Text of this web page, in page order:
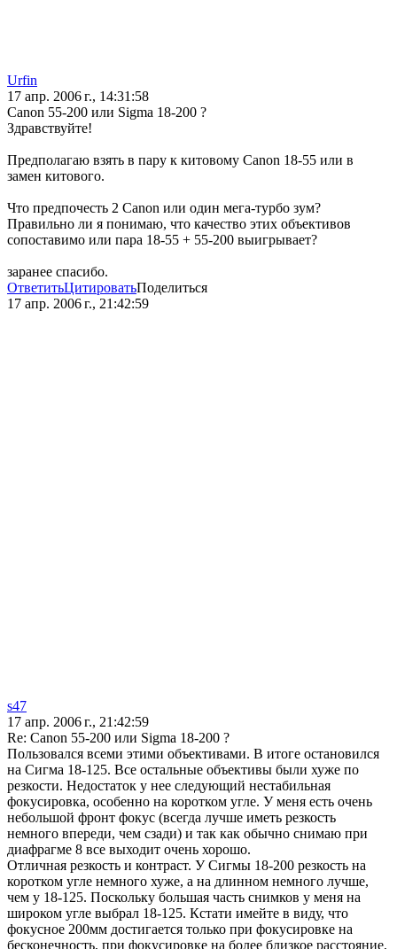
Urfin
17 апр. 2006 г., 14:31:58
Canon 55-200 или Sigma 18-200 ?
Здравствуйте!
Предполагаю взять в пару к китовому Canon 18-55 или в
замен китового.
Что предпочесть 2 Canon или один мега-турбо зум?
Правильно ли я понимаю, что качество этих объективов
сопоставимо или пара 18-55 + 55-200 выигрывает?
заранее спасибо.
ОтветитьЦитироватьПоделиться
17 апр. 2006 г., 21:42:59
s47
17 апр. 2006 г., 21:42:59
Re: Canon 55-200 или Sigma 18-200 ?
Пользовался всеми этими объективами. В итоге остановился
на Сигма 18-125. Все остальные объективы были хуже по
резкости. Недостаток у нее следующий нестабильная
фокусировка, особенно на коротком угле. У меня есть очень
небольшой фронт фокус (всегда лучше иметь резкость
немного впереди, чем сзади) и так как обычно снимаю при
диафрагме 8 все выходит очень хорошо.
Отличная резкость и контраст. У Сигмы 18-200 резкость на
коротком угле немного хуже, а на длинном немного лучше,
чем у 18-125. Поскольку большая часть снимков у меня на
широком угле выбрал 18-125. Кстати имейте в виду, что
фокусное 200мм достигается только при фокусировке на
бесконечность, при фокусировке на более близкое расстояние,